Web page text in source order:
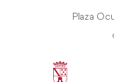
Plaza